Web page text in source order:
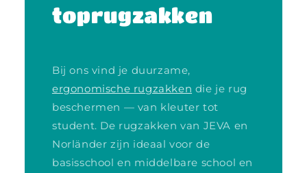
toprugzakken
Bij ons vind je duurzame,
ergonomische rugzakken die je rug
beschermen — van kleuter tot
student. De rugzakken van JEVA en
Norländer zijn ideaal voor de
basisschool en middelbare school en